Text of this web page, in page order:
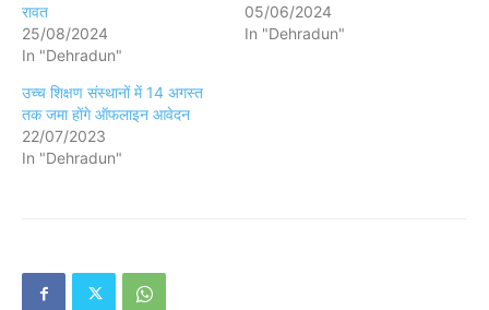
रावत
25/08/2024
In "Dehradun"
05/06/2024
In "Dehradun"
उच्च शिक्षण संस्थानों में 14 अगस्त
तक जमा होंगे ऑफलाइन आवेदन
22/07/2023
In "Dehradun"